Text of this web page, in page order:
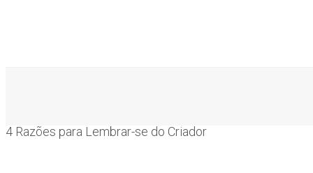
4 Razões para Lembrar-se do Criador